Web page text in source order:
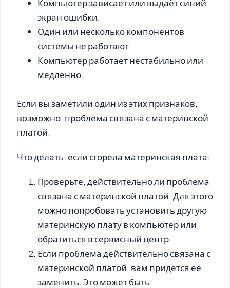
Компьютер зависает или выдаёт синий
экран ошибки.
Один или несколько компонентов
системы не работают.
Компьютер работает нестабильно или
медленно.
Если вы заметили один из этих признаков,
возможно, проблема связана с материнской
платой.
Что делать, если сгорела материнская плата:
Проверьте, действительно ли проблема
связана с материнской платой. Для этого
можно попробовать установить другую
материнскую плату в компьютер или
обратиться в сервисный центр.
Если проблема действительно связана с
материнской платой, вам придётся её
заменить. Это может быть